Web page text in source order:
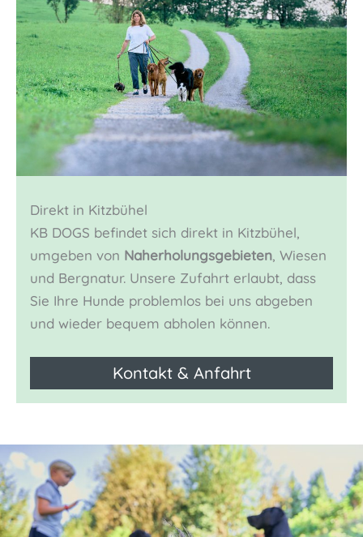
Direkt in Kitzbühel
KB DOGS befindet sich direkt in Kitzbühel,
umgeben von Naherholungsgebieten, Wiesen
und Bergnatur. Unsere Zufahrt erlaubt, dass
Sie Ihre Hunde problemlos bei uns abgeben
und wieder bequem abholen können.
Kontakt & Anfahrt